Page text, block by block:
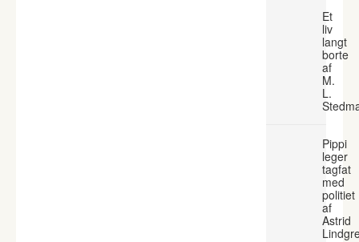
Et
liv
langt
borte
af
M.
L.
Pippi
leger
tagfat
med
politiet
af
Astrid